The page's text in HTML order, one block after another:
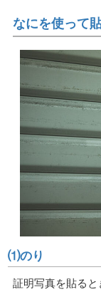
なにを使って
⑴のり
証明写真を貼る